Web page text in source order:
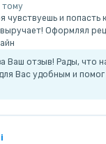
тому
чувствуешь и попасть
Оформлял
Ваш отзыв! Рады, что
Вас удобным и